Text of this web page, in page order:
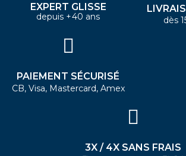
EXPERT GLISSE
depuis +40 ans dès
PAIEMENT SÉCURISÉ
CB, Visa, Mastercard, Amex
3X / 4X SANS FRAIS